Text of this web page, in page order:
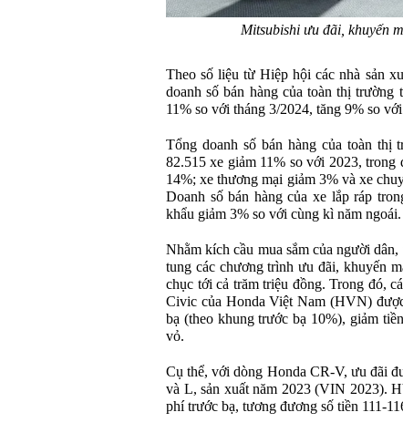
Mitsubishi ưu đãi, khuyến
Theo số liệu từ Hiệp hội các nhà sản
doanh số bán hàng của toàn thị
11% so với tháng 3/2024, tăng 9% so
Tổng doanh số bán hàng của toàn thị
82.515 xe giảm 11% so với 2023,
14%; xe thương mại giảm 3% và xe
Doanh số bán hàng của xe lắp ráp
khẩu giảm 3% so với cùng kì năm ngoái.
Nhằm kích cầu mua sắm của người
tung các chương trình ưu đãi, khuyến
chục tới cả trăm triệu đồng. Trong đó,
Civic của Honda Việt Nam (HVN)
bạ (theo khung trước bạ 10%), giảm
vỏ.
Cụ thể, với dòng Honda CR-V, ưu đãi
và L, sản xuất năm 2023 (VIN 2023).
phí trước bạ, tương đương số tiền 111-